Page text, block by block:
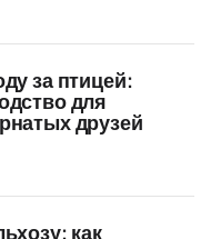
за птицей:
для
друзей
как